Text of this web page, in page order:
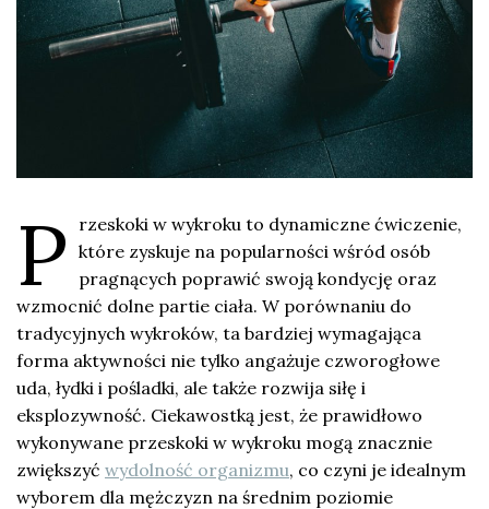
P
rzeskoki w wykroku to dynamiczne ćwiczenie,
które zyskuje na popularności wśród osób
pragnących poprawić swoją kondycję oraz
wzmocnić dolne partie ciała. W porównaniu do
tradycyjnych wykroków, ta bardziej wymagająca
forma aktywności nie tylko angażuje czworogłowe
uda, łydki i pośladki, ale także rozwija siłę i
eksplozywność. Ciekawostką jest, że prawidłowo
wykonywane przeskoki w wykroku mogą znacznie
zwiększyć wydolność organizmu, co czyni je idealnym
wyborem dla mężczyzn na średnim poziomie